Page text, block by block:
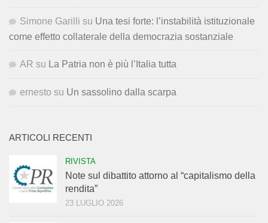
Simone Garilli su Una tesi forte: l’instabilità istituzionale
come effetto collaterale della democrazia sostanziale
AR su La Patria non è più l’Italia tutta
ernesto su Un sassolino dalla scarpa
ARTICOLI RECENTI
RIVISTA
Note sul dibattito attorno al “capitalismo della
rendita”
23 LUGLIO 2026